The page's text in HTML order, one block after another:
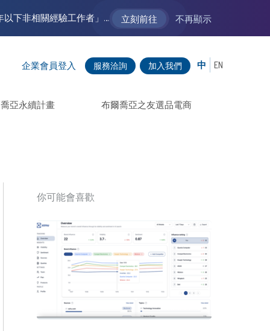
企業會員登入 服務洽詢 加入我們
亞永續計畫 布爾喬亞之友選品電商
中 EN
你可能會喜歡
【VM 布爾喬亞招募中】新聲代發展計劃 2.0 ── AI PR 人才加速養成計劃（歡迎「應屆畢業生」、「一年以下相關 / 三年以下非相關經驗工作者」申請加入） 立刻前往 不再顯示